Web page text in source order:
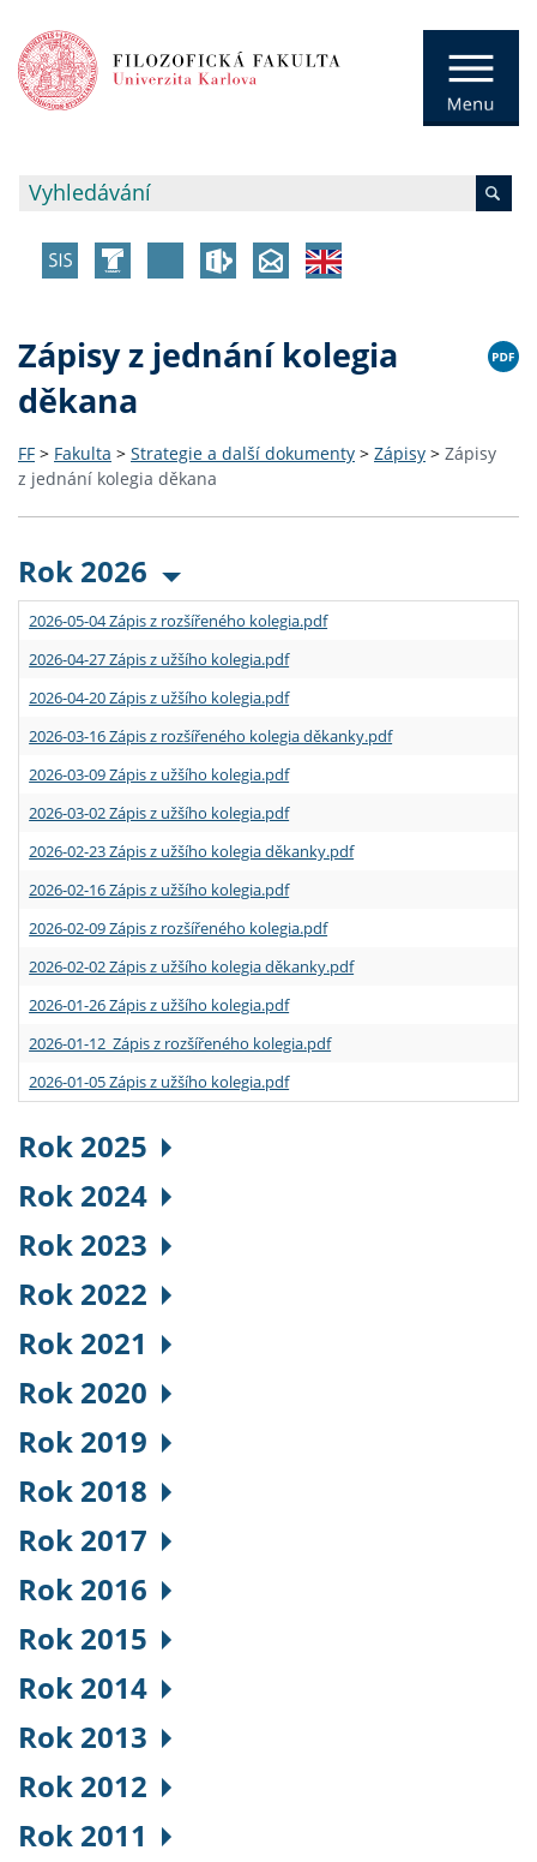
Zápisy z jednání kolegia
děkana
FF > Fakulta > Strategie a další dokumenty > Zápisy > Zápisy
z jednání kolegia děkana
Rok 2026
2026-05-04 Zápis z rozšířeného kolegia.pdf
2026-04-27 Zápis z užšího kolegia.pdf
2026-04-20 Zápis z užšího kolegia.pdf
2026-03-16 Zápis z rozšířeného kolegia děkanky.pdf
2026-03-09 Zápis z užšího kolegia.pdf
2026-03-02 Zápis z užšího kolegia.pdf
2026-02-23 Zápis z užšího kolegia děkanky.pdf
2026-02-16 Zápis z užšího kolegia.pdf
2026-02-09 Zápis z rozšířeného kolegia.pdf
2026-02-02 Zápis z užšího kolegia děkanky.pdf
2026-01-26 Zápis z užšího kolegia.pdf
2026-01-12 Zápis z rozšířeného kolegia.pdf
2026-01-05 Zápis z užšího kolegia.pdf
Rok 2025
Rok 2024
Rok 2023
Rok 2022
Rok 2021
Rok 2020
Rok 2019
Rok 2018
Rok 2017
Rok 2016
Rok 2015
Rok 2014
Rok 2013
Rok 2012
Rok 2011